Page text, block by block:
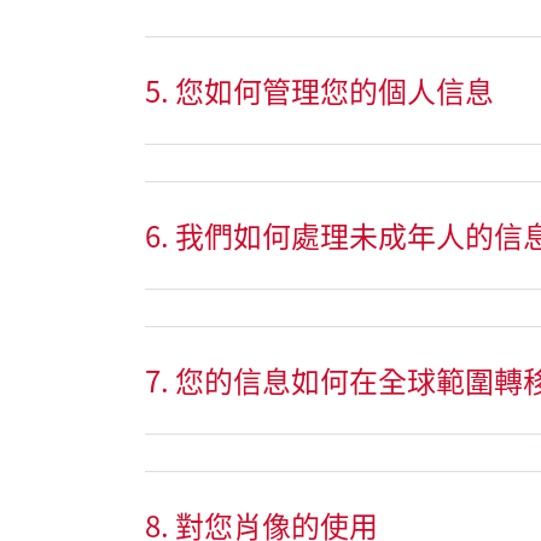
5. 您如何管理您的個人信息
6. 我們如何處理未成年人的信
7. 您的信息如何在全球範圍轉
8. 對您肖像的使用